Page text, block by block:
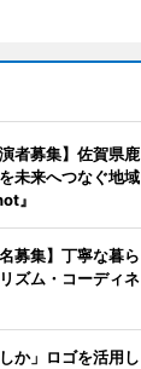
者募集】佐賀県鹿
未来へつなぐ地域
』
募集】丁寧な暮ら
ズム・コーディネ
か」ロゴを活用し